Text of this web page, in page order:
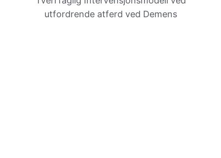
utfordrende atferd ved Demens